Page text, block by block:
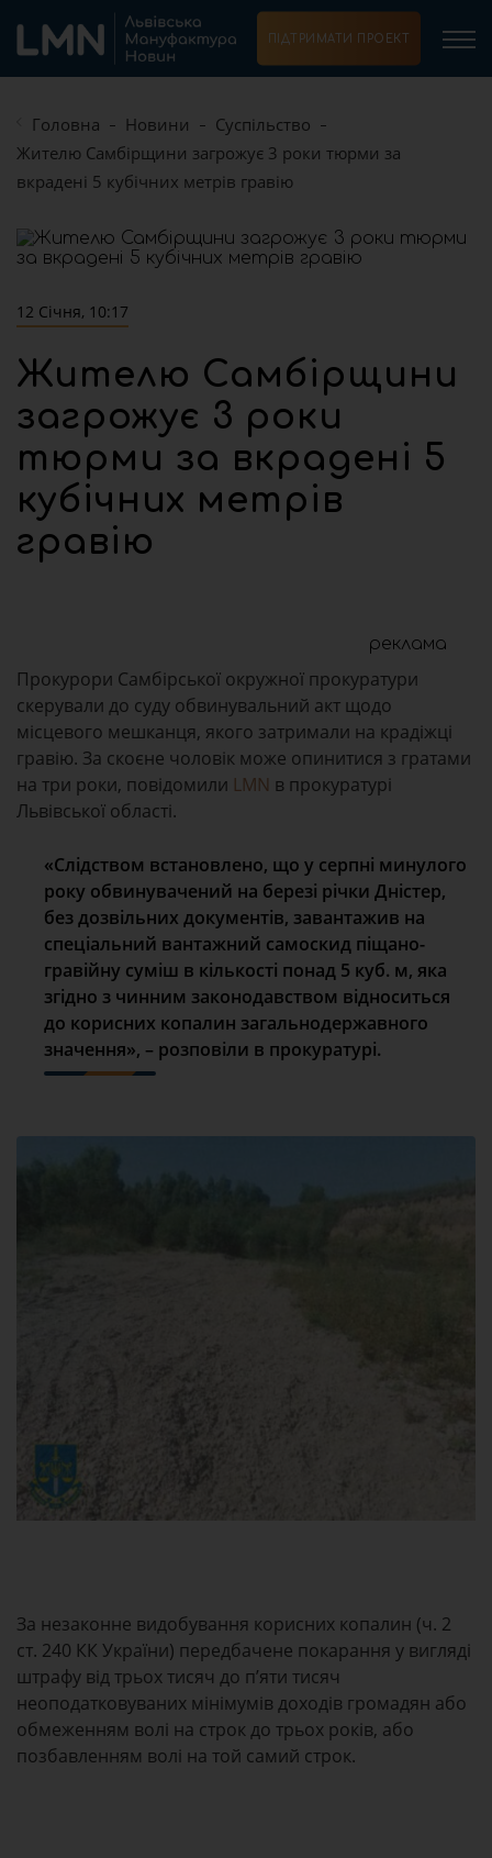
ПІДТРИМАТИ ПРОЕКТ
Головна Новини
Суспільство
Жителю Самбірщини загрожує 3 роки тюрми за
вкрадені 5 кубічних метрів гравію
12 Січня, 10:17
Жителю Самбірщини
загрожує 3 роки
тюрми за вкрадені 5
кубічних метрів
гравію
реклама
Прокурори Самбірської окружної прокуратури
скерували до суду обвинувальний акт щодо
місцевого мешканця, якого затримали на крадіжці
гравію. За скоєне чоловік може опинитися з гратами
на три роки, повідомили LMN в прокуратурі
Львівської області.
«Слідством встановлено, що у серпні минулого
року обвинувачений на березі річки Дністер,
без дозвільних документів, завантажив на
спеціальний вантажний самоскид піщано-
гравійну суміш в кількості понад 5 куб. м, яка
згідно з чинним законодавством відноситься
до корисних копалин загальнодержавного
значення», – розповіли в прокуратурі.
За незаконне видобування корисних копалин (ч. 2
ст. 240 КК України) передбачене покарання у вигляді
штрафу від трьох тисяч до п’яти тисяч
неоподатковуваних мінімумів доходів громадян або
обмеженням волі на строк до трьох років, або
позбавленням волі на той самий строк.